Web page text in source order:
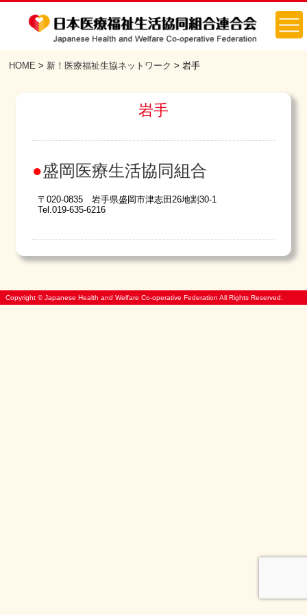
HOME > 新！医療福祉生協ネットワーク >岩手
岩手
盛岡医療生活協同組合
〒020-0835 岩手県盛岡市津志田26地割30-1
Tel.019-635-6216
Copyright © Japanese Health and Welfare Co-operative Federation All Rights Reserved.